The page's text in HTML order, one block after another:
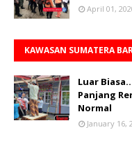
April 01,
KAWASAN SUMATERA
Luar
Panjang
Normal
January 16,